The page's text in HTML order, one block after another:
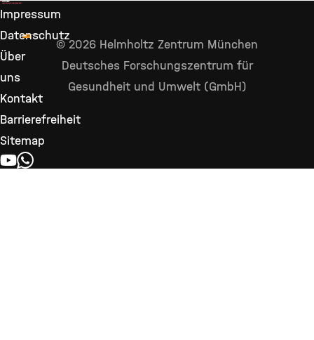
Impressum
Datenschutz
Über
uns
Kontakt
Barrierefreiheit
Sitemap
YOUTUBE
WHATSAPP
© 2026 Helmholtz Zentrum München
Deutsches Forschungszentrum für
Gesundheit und Umwelt (GmbH)